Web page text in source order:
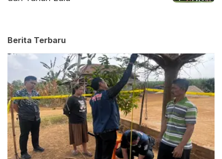
Berita Terbaru